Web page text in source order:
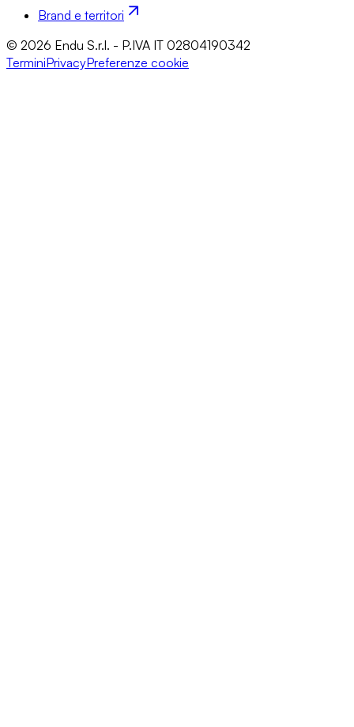
Brand e territori
© 2026 Endu S.r.l. - P.IVA IT 02804190342
TerminiPrivacyPreferenze cookie